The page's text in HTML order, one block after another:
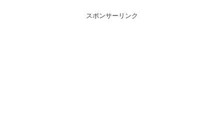
スポンサーリンク